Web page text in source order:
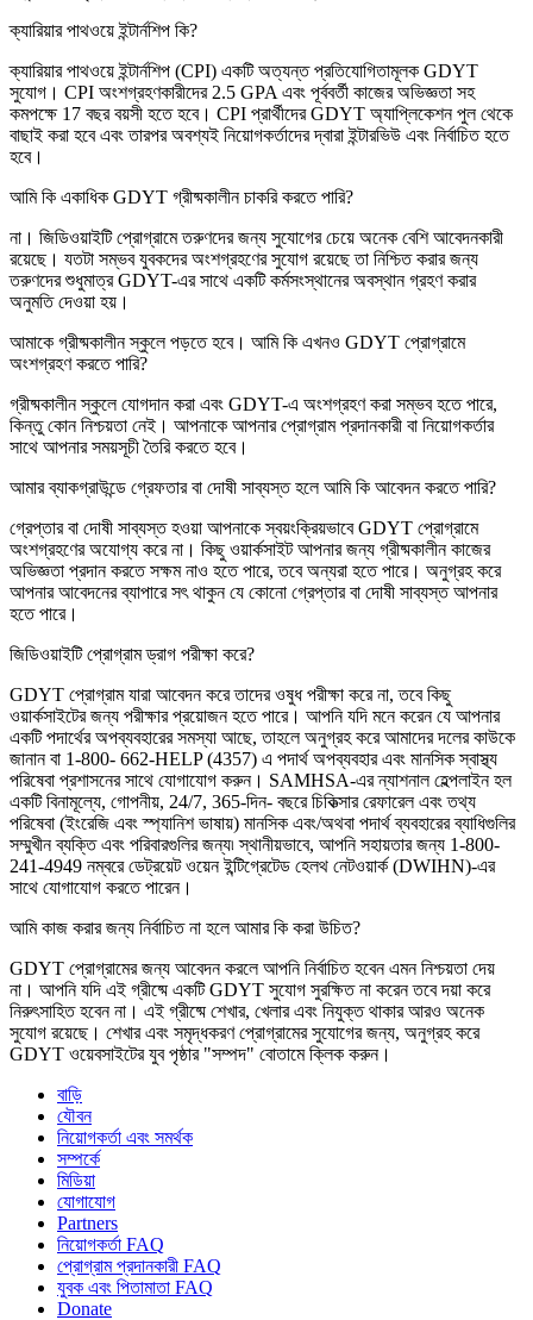
ক্যারিয়ার পাথওয়ে ইন্টার্নশিপ কি?
ক্যারিয়ার পাথওয়ে ইন্টার্নশিপ (CPI) একটি অত্যন্ত প্রতিযোগিতামূলক GDYT
সুযোগ। CPI অংশগ্রহণকারীদের 2.5 GPA এবং পূর্ববর্তী কাজের অভিজ্ঞতা সহ
কমপক্ষে 17 বছর বয়সী হতে হবে। CPI প্রার্থীদের GDYT অ্যাপ্লিকেশন পুল থেকে
বাছাই করা হবে এবং তারপর অবশ্যই নিয়োগকর্তাদের দ্বারা ইন্টারভিউ এবং নির্বাচিত হতে
হবে।
আমি কি একাধিক GDYT গ্রীষ্মকালীন চাকরি করতে পারি?
না। জিডিওয়াইটি প্রোগ্রামে তরুণদের জন্য সুযোগের চেয়ে অনেক বেশি আবেদনকারী
রয়েছে। যতটা সম্ভব যুবকদের অংশগ্রহণের সুযোগ রয়েছে তা নিশ্চিত করার জন্য
তরুণদের শুধুমাত্র GDYT-এর সাথে একটি কর্মসংস্থানের অবস্থান গ্রহণ করার
অনুমতি দেওয়া হয়।
আমাকে গ্রীষ্মকালীন স্কুলে পড়তে হবে। আমি কি এখনও GDYT প্রোগ্রামে
অংশগ্রহণ করতে পারি?
গ্রীষ্মকালীন স্কুলে যোগদান করা এবং GDYT-এ অংশগ্রহণ করা সম্ভব হতে পারে,
কিন্তু কোন নিশ্চয়তা নেই। আপনাকে আপনার প্রোগ্রাম প্রদানকারী বা নিয়োগকর্তার
সাথে আপনার সময়সূচী তৈরি করতে হবে।
আমার ব্যাকগ্রাউন্ডে গ্রেফতার বা দোষী সাব্যস্ত হলে আমি কি আবেদন করতে পারি?
গ্রেপ্তার বা দোষী সাব্যস্ত হওয়া আপনাকে স্বয়ংক্রিয়ভাবে GDYT প্রোগ্রামে
অংশগ্রহণের অযোগ্য করে না। কিছু ওয়ার্কসাইট আপনার জন্য গ্রীষ্মকালীন কাজের
অভিজ্ঞতা প্রদান করতে সক্ষম নাও হতে পারে, তবে অন্যরা হতে পারে। অনুগ্রহ করে
আপনার আবেদনের ব্যাপারে সৎ থাকুন যে কোনো গ্রেপ্তার বা দোষী সাব্যস্ত আপনার
হতে পারে।
জিডিওয়াইটি প্রোগ্রাম ড্রাগ পরীক্ষা করে?
GDYT প্রোগ্রাম যারা আবেদন করে তাদের ওষুধ পরীক্ষা করে না, তবে কিছু
ওয়ার্কসাইটের জন্য পরীক্ষার প্রয়োজন হতে পারে। আপনি যদি মনে করেন যে আপনার
একটি পদার্থের অপব্যবহারের সমস্যা আছে, তাহলে অনুগ্রহ করে আমাদের দলের কাউকে
জানান বা 1-800- 662-HELP (4357) এ পদার্থ অপব্যবহার এবং মানসিক স্বাস্থ্য
পরিষেবা প্রশাসনের সাথে যোগাযোগ করুন। SAMHSA-এর ন্যাশনাল হেল্পলাইন হল
একটি বিনামূল্যে, গোপনীয়, 24/7, 365-দিন- বছরে চিকিত্সার রেফারেল এবং তথ্য
পরিষেবা (ইংরেজি এবং স্প্যানিশ ভাষায়) মানসিক এবং/অথবা পদার্থ ব্যবহারের ব্যাধিগুলির
সম্মুখীন ব্যক্তি এবং পরিবারগুলির জন্য৷ স্থানীয়ভাবে, আপনি সহায়তার জন্য 1-800-
241-4949 নম্বরে ডেট্রয়েট ওয়েন ইন্টিগ্রেটেড হেলথ নেটওয়ার্ক (DWIHN)-এর
সাথে যোগাযোগ করতে পারেন।
আমি কাজ করার জন্য নির্বাচিত না হলে আমার কি করা উচিত?
GDYT প্রোগ্রামের জন্য আবেদন করলে আপনি নির্বাচিত হবেন এমন নিশ্চয়তা দেয়
না। আপনি যদি এই গ্রীষ্মে একটি GDYT সুযোগ সুরক্ষিত না করেন তবে দয়া করে
নিরুৎসাহিত হবেন না। এই গ্রীষ্মে শেখার, খেলার এবং নিযুক্ত থাকার আরও অনেক
সুযোগ রয়েছে। শেখার এবং সমৃদ্ধকরণ প্রোগ্রামের সুযোগের জন্য, অনুগ্রহ করে
GDYT ওয়েবসাইটের যুব পৃষ্ঠার "সম্পদ" বোতামে ক্লিক করুন।
বাড়ি
যৌবন
নিয়োগকর্তা এবং সমর্থক
সম্পর্কে
মিডিয়া
যোগাযোগ
Partners
নিয়োগকর্তা FAQ
প্রোগ্রাম প্রদানকারী FAQ
যুবক এবং পিতামাতা FAQ
Donate